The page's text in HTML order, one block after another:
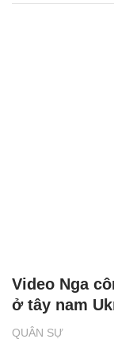
QUÂN SỰ
Video Nga
ở tây nam